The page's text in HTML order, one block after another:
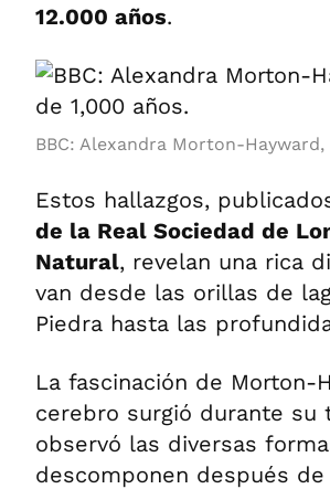
12.000 años.
BBC: Alexandra Morton-
Estos hallazgos,
de la Real Sociedad de
Natural, revelan una rica
van desde las orillas de
Piedra hasta las
La fascinación de Morton-
cerebro surgió durante su
observó las diversas
descomponen después